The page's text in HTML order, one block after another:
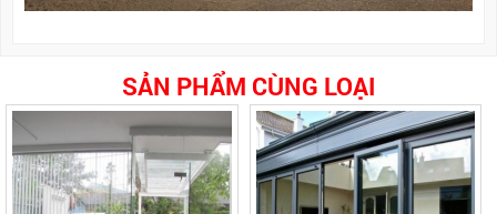
SẢN PHẨM CÙNG LOẠI